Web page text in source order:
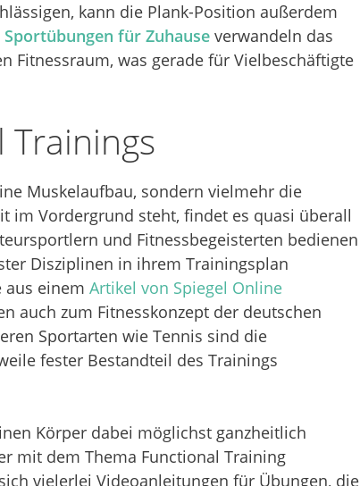
kann die Plank-Position außerdem
Sportübungen für Zuhause verwandeln das
Fitnessraum, was gerade für Vielbeschäftigte
Trainings
Muskelaufbau, sondern vielmehr die
im Vordergrund steht, findet es quasi überall
und Fitnessbegeisterten bedienen
Disziplinen in ihrem Trainingsplan
aus einem Artikel von Spiegel Online
auch zum Fitnesskonzept der deutschen
Sportarten wie Tennis sind die
fester Bestandteil des Trainings
Körper dabei möglichst ganzheitlich
mit dem Thema Functional Training
vielerlei Videoanleitungen für Übungen, die